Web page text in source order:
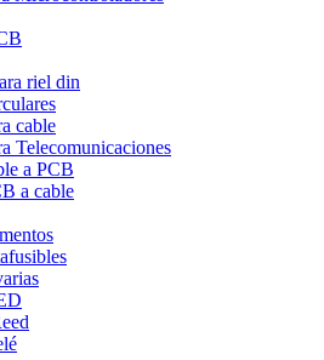
riel din
cable
Telecomunicaciones
a PCB
a cable